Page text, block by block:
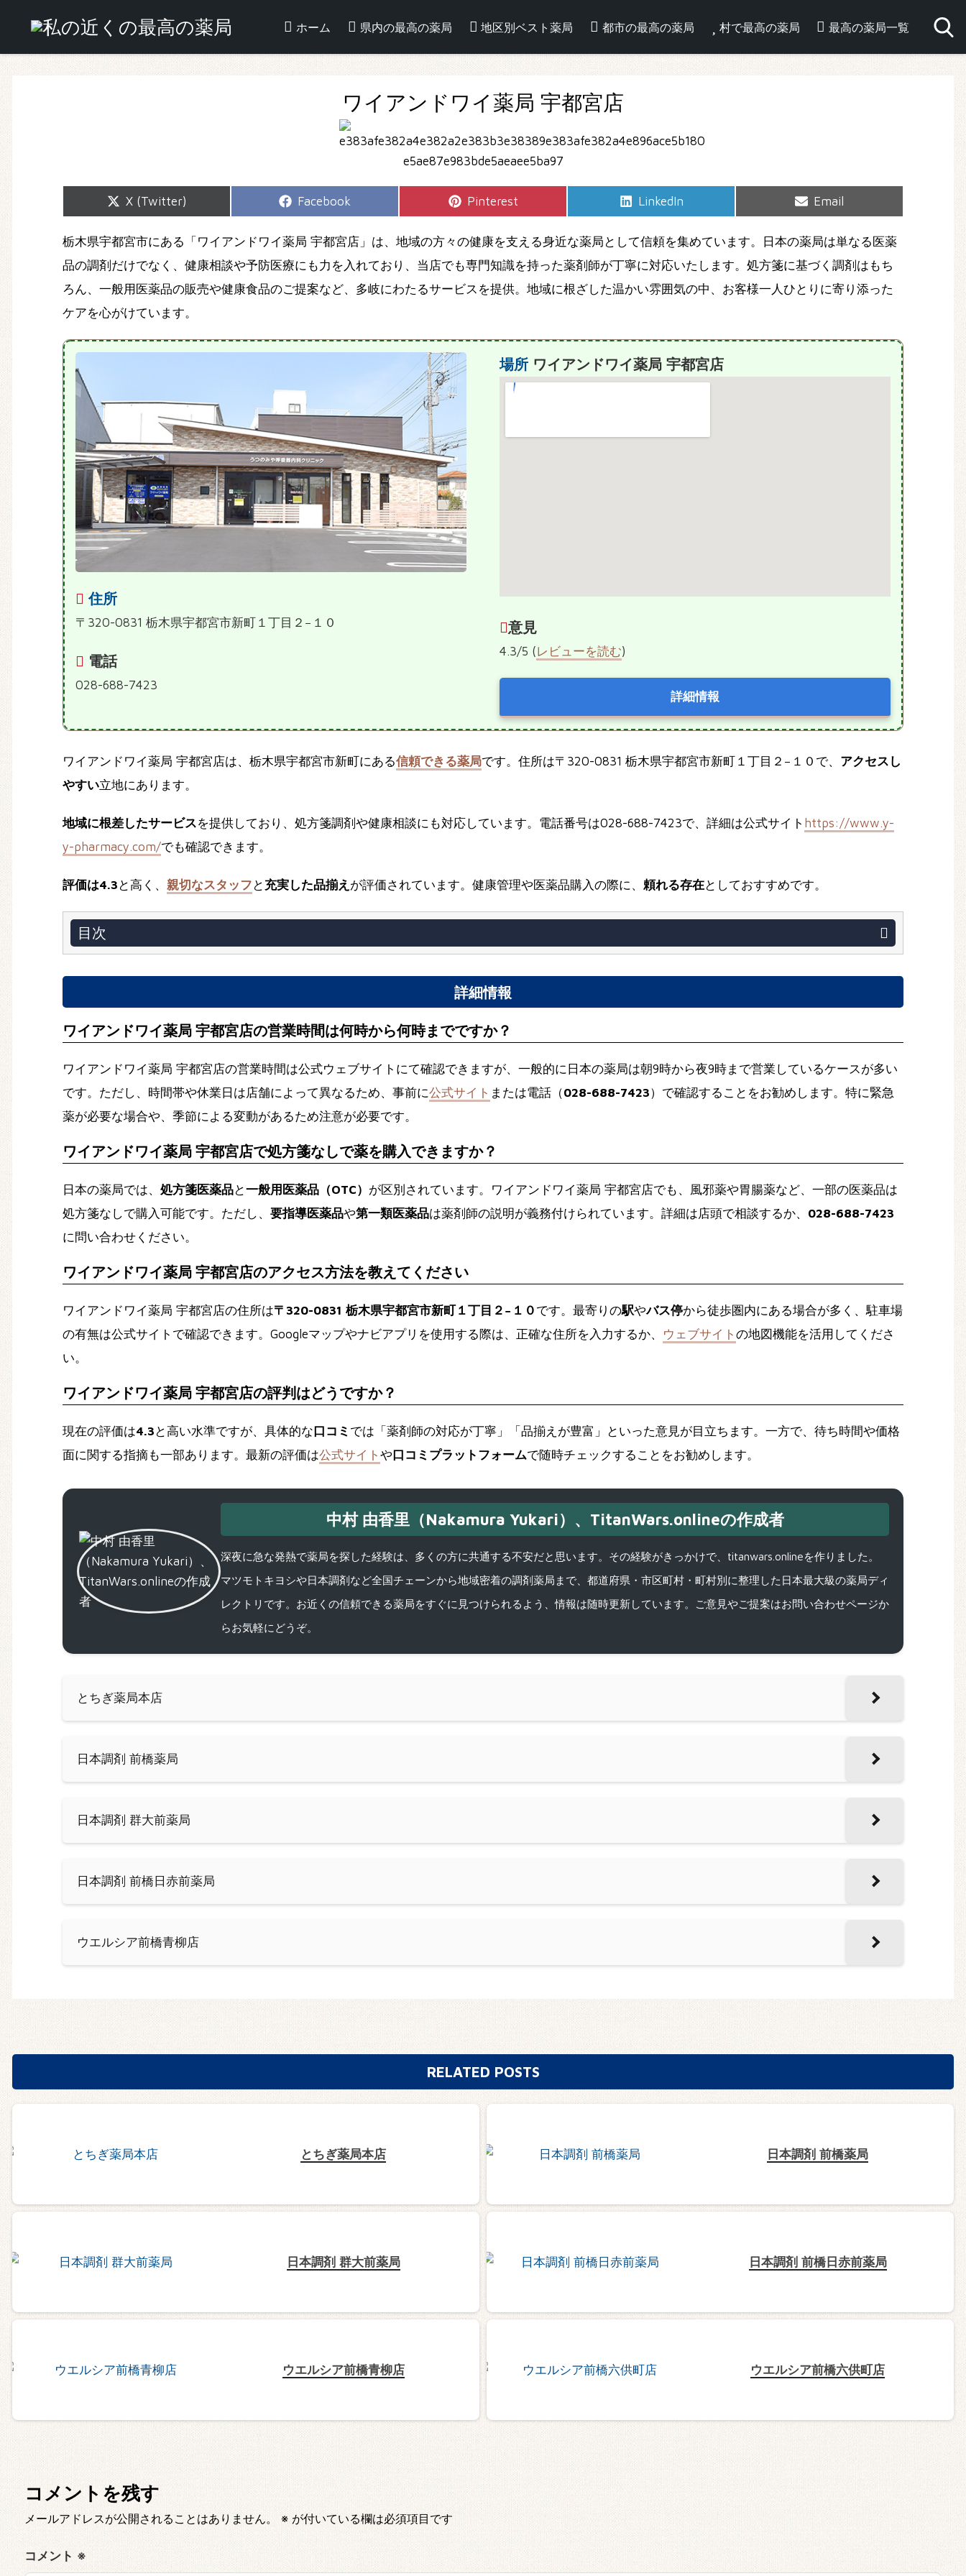
ホーム 県内の最高の薬局 地区別ベスト薬局 都市の最高の薬局 村で最高の薬局 最高の薬局一覧
ワイアンドワイ薬局 宇都宮店
Share
X (Twitter)
Share
Facebook
Share
Pinterest
Share
LinkedIn
Share
Email
栃木県宇都宮市にある「ワイアンドワイ薬局 宇都宮店」は、地域の方々の健康を支える身近な薬局として信頼を集めています。日本の薬局は単なる医薬
品の調剤だけでなく、健康相談や予防医療にも力を入れており、当店でも専門知識を持った薬剤師が丁寧に対応いたします。処方箋に基づく調剤はもち
ろん、一般用医薬品の販売や健康食品のご提案など、多岐にわたるサービスを提供。地域に根ざした温かい雰囲気の中、お客様一人ひとりに寄り添った
ケアを心がけています。
住所
〒320-0831 栃木県宇都宮市新町１丁目２−１０
電話
028-688-7423
場所ワイアンドワイ薬局 宇都宮店
意見
4.3/5 (レビューを読む)
詳細情報
ワイアンドワイ薬局 宇都宮店は、栃木県宇都宮市新町にある信頼できる薬局です。住所は〒320-0831 栃木県宇都宮市新町１丁目２−１０で、 アクセスし
やすい立地にあります。
地域に根差したサービスを提供しており、処方箋調剤や健康相談にも対応しています。電話番号は028-688-7423で、詳細は公式サイト https://www.y-
y-pharmacy.com/でも確認できます。
評価は4.3 と高く、 親切なスタッフ と 充実した品揃え が評価されています。健康管理や医薬品購入の際に、 頼れる存在としておすすめです。
目次
詳細情報
ワイアンドワイ薬局 宇都宮店の営業時間は何時から何時までですか？
ワイアンドワイ薬局 宇都宮店の営業時間は公式ウェブサイトにて確認できますが、一般的に日本の薬局は朝9時から夜9時まで営業しているケースが多い
です。ただし、時間帯や休業日は店舗によって異なるため、事前に公式サイト または電話（028-688-7423）で確認することをお勧めします。特に緊急
薬が必要な場合や、季節による変動があるため注意が必要です。
ワイアンドワイ薬局 宇都宮店で処方箋なしで薬を購入できますか？
日本の薬局では、 処方箋医薬品と一般用医薬品（OTC） が区別されています。ワイアンドワイ薬局 宇都宮店でも、風邪薬や胃腸薬など、一部の医薬品は
処方箋なしで購入可能です。ただし、 要指導医薬品や第一類医薬品は薬剤師の説明が義務付けられています。詳細は店頭で相談するか、 028-688-7423
に問い合わせください。
ワイアンドワイ薬局 宇都宮店のアクセス方法を教えてください
ワイアンドワイ薬局 宇都宮店の住所は〒320-0831 栃木県宇都宮市新町１丁目２−１０ です。最寄りの駅やバス停から徒歩圏内にある場合が多く、駐車場
の有無は公式サイトで確認できます。Googleマップやナビアプリを使用する際は、正確な住所を入力するか、 ウェブサイト の地図機能を活用してくださ
い。
ワイアンドワイ薬局 宇都宮店の評判はどうですか？
現在の評価は4.3 と高い水準ですが、具体的な口コミ では「薬剤師の対応が丁寧」「品揃えが豊富」といった意見が目立ちます。一方で、待ち時間や価格
面に関する指摘も一部あります。最新の評価は公式サイト や口コミプラットフォームで随時チェックすることをお勧めします。
中村 由香里（Nakamura Yukari）、TitanWars.onlineの作成者
深夜に急な発熱で薬局を探した経験は、多くの方に共通する不安だと思います。その経験がきっかけで、titanwars.onlineを作りました。
マツモトキヨシや日本調剤など全国チェーンから地域密着の調剤薬局まで、都道府県・市区町村・町村別に整理した日本最大級の薬局ディ
レクトリです。お近くの信頼できる薬局をすぐに見つけられるよう、情報は随時更新しています。ご意見やご提案はお問い合わせページか
らお気軽にどうぞ。
とちぎ薬局本店
日本調剤 前橋薬局
日本調剤 群大前薬局
日本調剤 前橋日赤前薬局
ウエルシア前橋青柳店
RELATED POSTS
とちぎ薬局本店 日本調剤 前橋薬局
日本調剤 群大前薬局 日本調剤 前橋日赤前薬局
ウエルシア前橋青柳店 ウエルシア前橋六供町店
コメントを残す
メールアドレスが公開されることはありません。 ※ が付いている欄は必須項目です
コメント ※